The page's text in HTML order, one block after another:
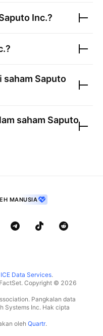
Inc.?
?
saham Saputo
saham Saputo
MANUSIA
ICE Data Services.
Copyright © 2026
Pangkalan data
Systems Inc. Hak cipta
oleh Quartr.